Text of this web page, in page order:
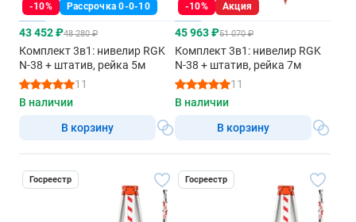
-10% Рассрочка 0-0-10
43 452 ₽48 280 ₽
Комплект 3в1: нивелир RGK
N-38 + штатив, рейка 5м
11
В наличии
В корзину
-10% Акция
45 963 ₽51 070 ₽
Комплект 3в1: нивелир RGK
N-38 + штатив, рейка 7м
11
В наличии
В корзину
Госреестр Госреестр